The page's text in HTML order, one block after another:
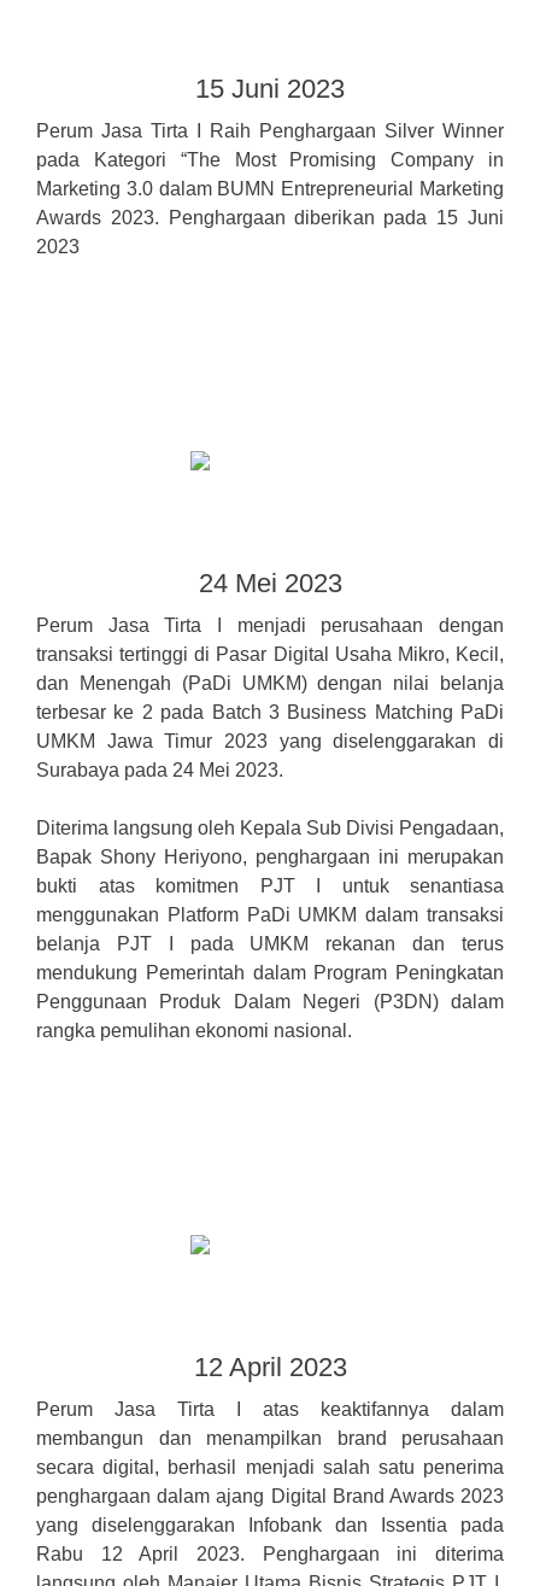
15 Juni 2023
Perum Jasa Tirta I Raih Penghargaan Silver Winner
pada Kategori “The Most Promising Company in
Marketing 3.0 dalam BUMN Entrepreneurial Marketing
Awards 2023. Penghargaan diberikan pada 15 Juni
2023
24 Mei 2023
Perum Jasa Tirta I menjadi perusahaan dengan
transaksi tertinggi di Pasar Digital Usaha Mikro, Kecil,
dan Menengah (PaDi UMKM) dengan nilai belanja
terbesar ke 2 pada Batch 3 Business Matching PaDi
UMKM Jawa Timur 2023 yang diselenggarakan di
Surabaya pada 24 Mei 2023.
Diterima langsung oleh Kepala Sub Divisi Pengadaan,
Bapak Shony Heriyono, penghargaan ini merupakan
bukti atas komitmen PJT I untuk senantiasa
menggunakan Platform PaDi UMKM dalam transaksi
belanja PJT I pada UMKM rekanan dan terus
mendukung Pemerintah dalam Program Peningkatan
Penggunaan Produk Dalam Negeri (P3DN) dalam
rangka pemulihan ekonomi nasional.
12 April 2023
Perum Jasa Tirta I atas keaktifannya dalam
membangun dan menampilkan brand perusahaan
secara digital, berhasil menjadi salah satu penerima
penghargaan dalam ajang Digital Brand Awards 2023
yang diselenggarakan Infobank dan Issentia pada
Rabu 12 April 2023. Penghargaan ini diterima